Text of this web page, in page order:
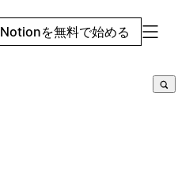
Notionを無料で始める